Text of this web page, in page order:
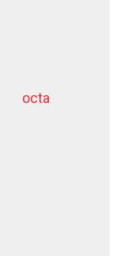
octa
dziļurbums